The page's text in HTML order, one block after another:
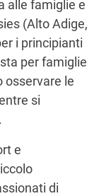
alle famiglie e
(Alto Adige,
i principianti
per famiglie
osservare le
si
e
di